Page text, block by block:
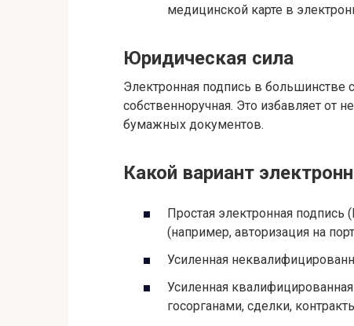
медицинской карте в
Юридическая сила
Электронная подпись в большинстве
собственноручная. Это избавляет от
бумажных документов.
Какой вариант
Простая электронная
(например, авторизация на
Усиленная
Усиленная
госорганами, сделки,